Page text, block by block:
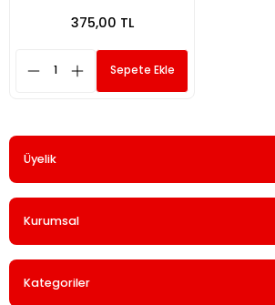
375,00 TL
Sepete Ekle
Üyelik
Kurumsal
Kategoriler